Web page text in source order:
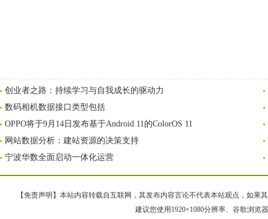
创业者之路：持续学习与自我成长的驱动力
数码相机数据接口类型包括
OPPO将于9月14日发布基于Android 11的ColorOS 11
网站数据分析：建站资源的决策支持
宁波华数全面启动一体化运营
【免责声明】本站内容转载自互联网，其发布内容言论不代表本站观点，如果
建议您使用1920×1080分辨率、谷歌浏览